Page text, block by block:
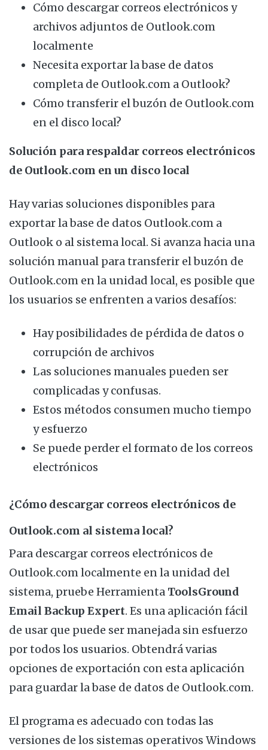
Cómo descargar correos electrónicos y
archivos adjuntos de Outlook.com
localmente
Necesita exportar la base de datos
completa de Outlook.com a Outlook?
Cómo transferir el buzón de Outlook.com
en el disco local?
Solución para respaldar correos electrónicos
de Outlook.com en un disco local
Hay varias soluciones disponibles para
exportar la base de datos Outlook.com a
Outlook o al sistema local. Si avanza hacia una
solución manual para transferir el buzón de
Outlook.com en la unidad local, es posible que
los usuarios se enfrenten a varios desafíos:
Hay posibilidades de pérdida de datos o
corrupción de archivos
Las soluciones manuales pueden ser
complicadas y confusas.
Estos métodos consumen mucho tiempo
y esfuerzo
Se puede perder el formato de los correos
electrónicos
¿Cómo descargar correos electrónicos de
Outlook.com al sistema local?
Para descargar correos electrónicos de
Outlook.com localmente en la unidad del
sistema, pruebe Herramienta ToolsGround
Email Backup Expert. Es una aplicación fácil
de usar que puede ser manejada sin esfuerzo
por todos los usuarios. Obtendrá varias
opciones de exportación con esta aplicación
para guardar la base de datos de Outlook.com.
El programa es adecuado con todas las
versiones de los sistemas operativos Windows